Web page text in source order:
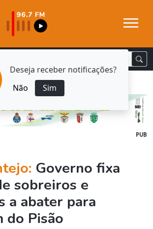
Deseja receber notificações?
Não
Sim
PUB
Governo fixa
sobreiros e
a abater para
do Pisão